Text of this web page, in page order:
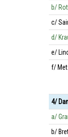
b/
c/
d/
e/
f/
4/
a/
b/